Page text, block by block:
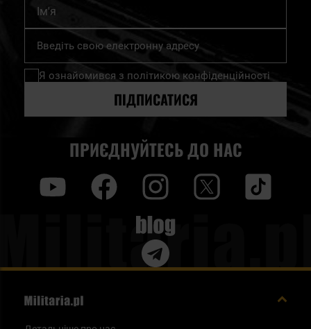
Підпишіться
нашу
розсилку
Я ознайомився з політикою конфіденційності
ПІДПИСАТИСЯ
ПРИЄДНУЙТЕСЬ ДО НАС
Blog